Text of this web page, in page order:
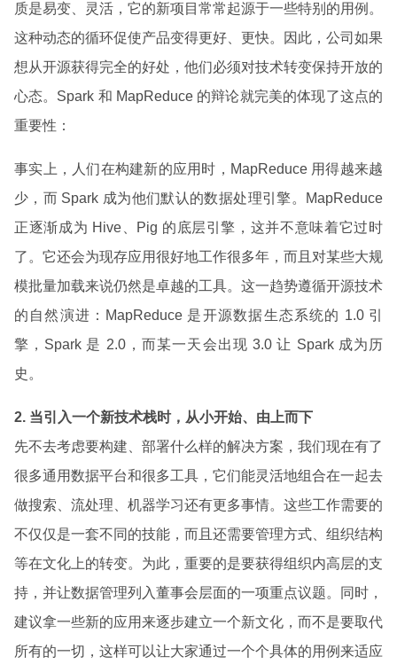
质是易变、灵活，它的新项目常常起源于一些特别的用例。
这种动态的循环促使产品变得更好、更快。因此，公司如果
想从开源获得完全的好处，他们必须对技术转变保持开放的
心态。Spark 和 MapReduce 的辩论就完美的体现了这点的
重要性：
事实上，人们在构建新的应用时，MapReduce 用得越来越
少，而 Spark 成为他们默认的数据处理引擎。MapReduce
正逐渐成为 Hive、Pig 的底层引擎，这并不意味着它过时
了。它还会为现存应用很好地工作很多年，而且对某些大规
模批量加载来说仍然是卓越的工具。这一趋势遵循开源技术
的自然演进：MapReduce 是开源数据生态系统的 1.0 引
擎，Spark 是 2.0，而某一天会出现 3.0 让 Spark 成为历
史。
2. 当引入一个新技术栈时，从小开始、由上而下
先不去考虑要构建、部署什么样的解决方案，我们现在有了
很多通用数据平台和很多工具，它们能灵活地组合在一起去
做搜索、流处理、机器学习还有更多事情。这些工作需要的
不仅仅是一套不同的技能，而且还需要管理方式、组织结构
等在文化上的转变。为此，重要的是要获得组织内高层的支
持，并让数据管理列入董事会层面的一项重点议题。同时，
建议拿一些新的应用来逐步建立一个新文化，而不是要取代
所有的一切，这样可以让大家通过一个个具体的用例来适应